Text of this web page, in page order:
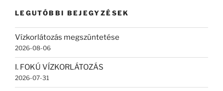
LEGUTÓBBI BEJEGYZÉSEK
Vízkorlátozás megszüntetése
2026-08-06
I. FOKÚ VÍZKORLÁTOZÁS
2026-07-31